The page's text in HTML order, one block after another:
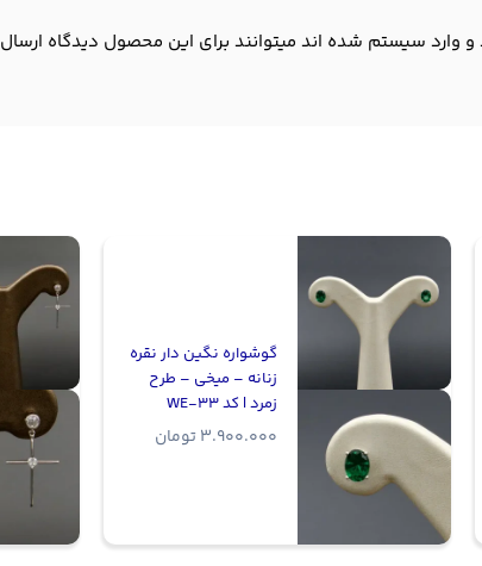
وارد سیستم شده اند میتوانند برای این محصول دیدگاه ارسال
گوشواره نگین دار نقره
زنانه – میخی – طرح
زمرد | کد WE-33
3.900.000تومان